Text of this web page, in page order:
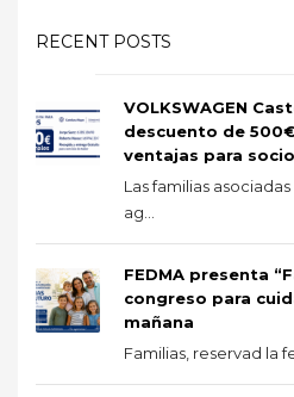
RECENT POSTS
VOLKSWAGEN
descuento de
ventajas para
Las familias
ag...
FEDMA presenta
congreso para
mañana
Familias, reservad la